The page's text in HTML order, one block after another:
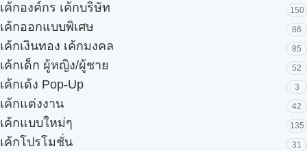
เค้กองค์กร เค้กบริษัท 150
เค้กออกแบบพิเศษ 86
เค้กเงินทอง เค้กมงคล 85
เค้กเด็ก ผู้หญิง/ผู้ชาย 52
เค้กเด้ง Pop-Up 3
เค้กแต่งงาน 42
เค้กแบบใหม่ๆ 135
เค้กโปรโมชั่น 31